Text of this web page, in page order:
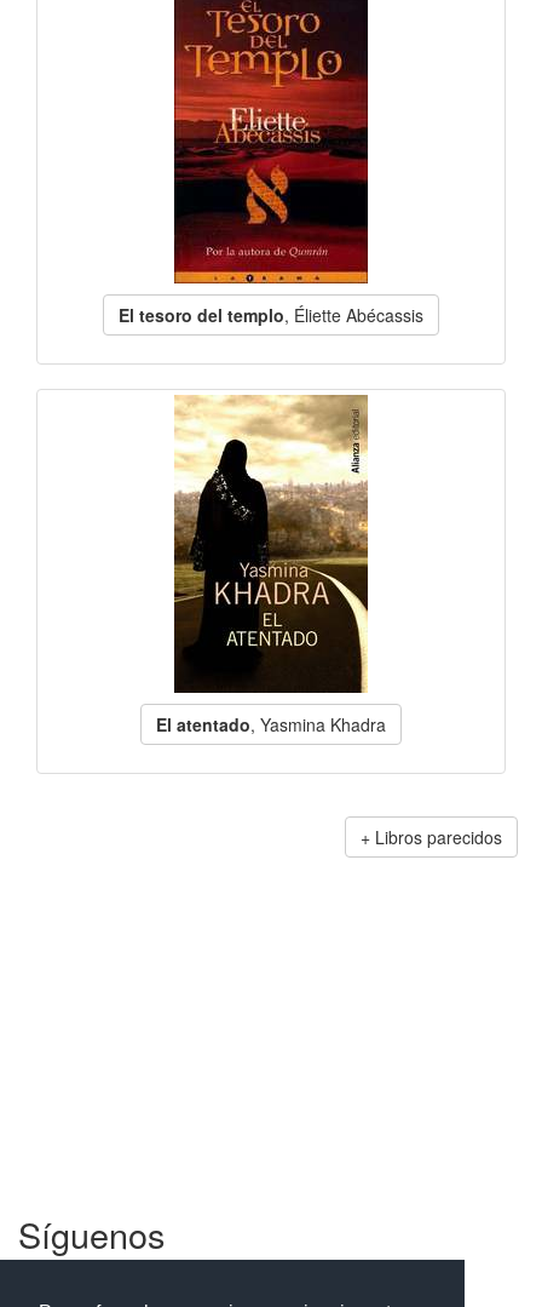
El tesoro del templo, Éliette Abécassis
El atentado, Yasmina Khadra
Libros parecidos
Síguenos